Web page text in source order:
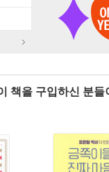
책을 구입하신 분